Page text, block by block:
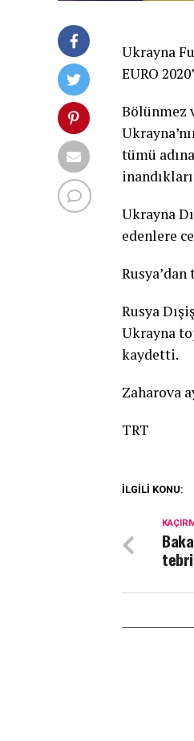
Ukrayna
EURO
Bölünmez
tümü
Ukrayna
edenlere
Rusya
Ukrayna
kaydetti.
Zaharova
TRT
İLGİLİ KONU: